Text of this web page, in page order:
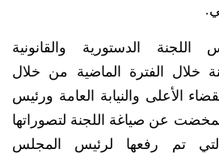
الدستورية والقانونية
خلال الفترة الماضية من خلال
الأعلى والنيابة العامة ورئيس
تمخضت عن صياغة اللجنة لتصوراتها
والتي تم رفعها لرئيس المجلس